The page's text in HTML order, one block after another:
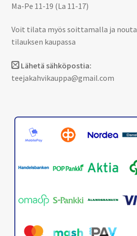
Ma-Pe 11-19 (La 11-17)
Voit tilata myös soittamalla ja
tilauksen kaupassa
Lähetä sähköpostia:
teejakahvikauppa@gmail.com